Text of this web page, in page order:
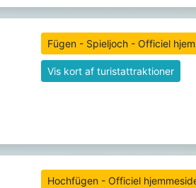
Fügen - Spieljoch - Officiel
Vis kort af turistattraktioner
Hochfügen - Officiel